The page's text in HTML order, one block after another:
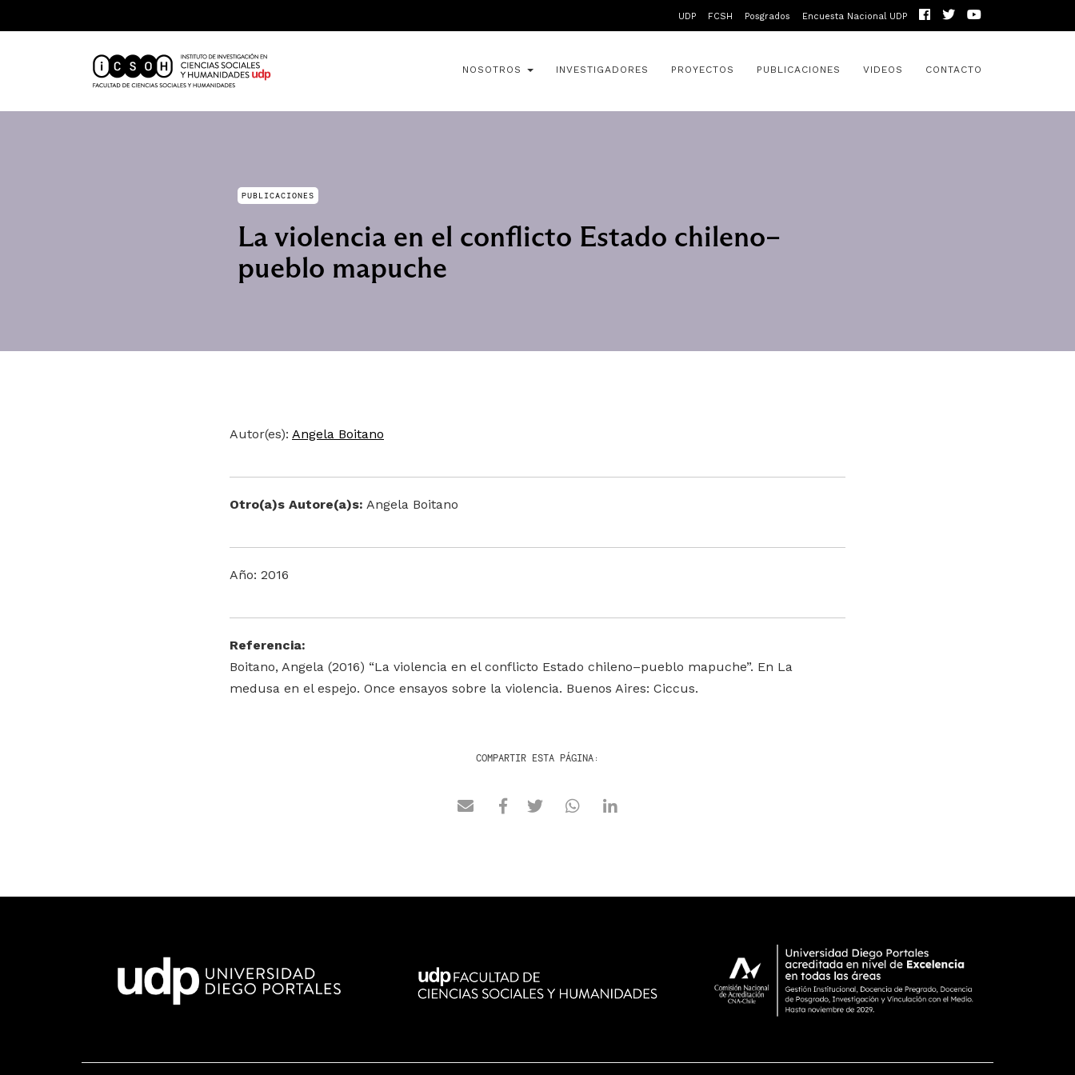
UDP FCSH Posgrados Encuesta Nacional UDP
NOSOTROS INVESTIGADORES PROYECTOS PUBLICACIONES VIDEOS CONTACTO
PUBLICACIONES
La violencia en el conflicto Estado chileno–
pueblo mapuche
Autor(es): Angela Boitano
Otro(a)s Autore(a)s: Angela Boitano
Año: 2016
Referencia:
Boitano, Angela (2016) “La violencia en el conflicto Estado chileno–pueblo mapuche”. En La
medusa en el espejo. Once ensayos sobre la violencia. Buenos Aires: Ciccus.
COMPARTIR ESTA PÁGINA: